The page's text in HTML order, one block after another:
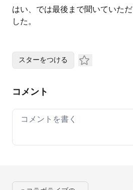
はい、では最後まで聞いていた
した。
スターをつける
コメント
Your comment